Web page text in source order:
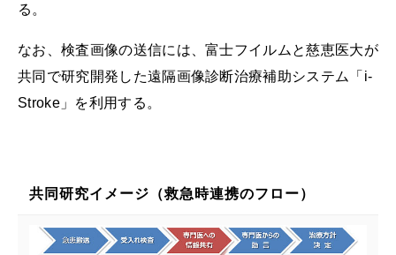
る。
なお、検査画像の送信には、富士フイルムと慈恵医大が
共同で研究開発した遠隔画像診断治療補助システム「i-
Stroke」を利用する。
共同研究イメージ（救急時連携のフロー）